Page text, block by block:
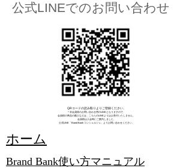
公式LINEでのお問い合わせ
QRコードの読み取りよりご登録ください。
＊​非会員様のお問い合わせ用のLINEとなりますので、
会員様の商品の購入などは、こちらのLINEよりはお受付いたしません。
会員様は入会時にご案内しました、
公式LINE「Brand Bank コンシェルジュ」よりお問い合わせください。
​ホーム
Brand Bank使い方マニュアル